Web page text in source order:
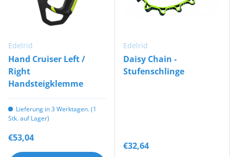
Edelrid
Hand Cruiser Left /
Right
Handsteigklemme
Lieferung in 3 Werktagen. (1
Stk. auf Lager)
€53,04
Edelrid
Daisy Chain -
Stufenschlinge
€32,64